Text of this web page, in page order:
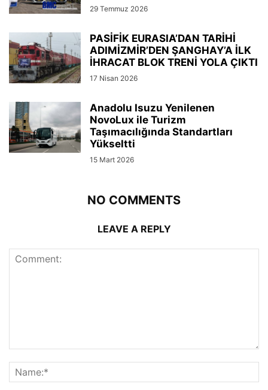
29 Temmuz 2026
PASİFİK EURASIA’DAN TARİHİ
ADIMİZMİR’DEN ŞANGHAY’A İLK
İHRACAT BLOK TRENİ YOLA ÇIKTI
17 Nisan 2026
Anadolu Isuzu Yenilenen
NovoLux ile Turizm
Taşımacılığında Standartları
Yükseltti
15 Mart 2026
NO COMMENTS
LEAVE A REPLY